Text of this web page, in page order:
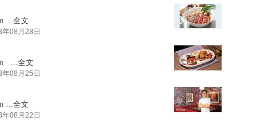
...全文
年08月28日
...全文
年08月25日
...全文
年08月22日